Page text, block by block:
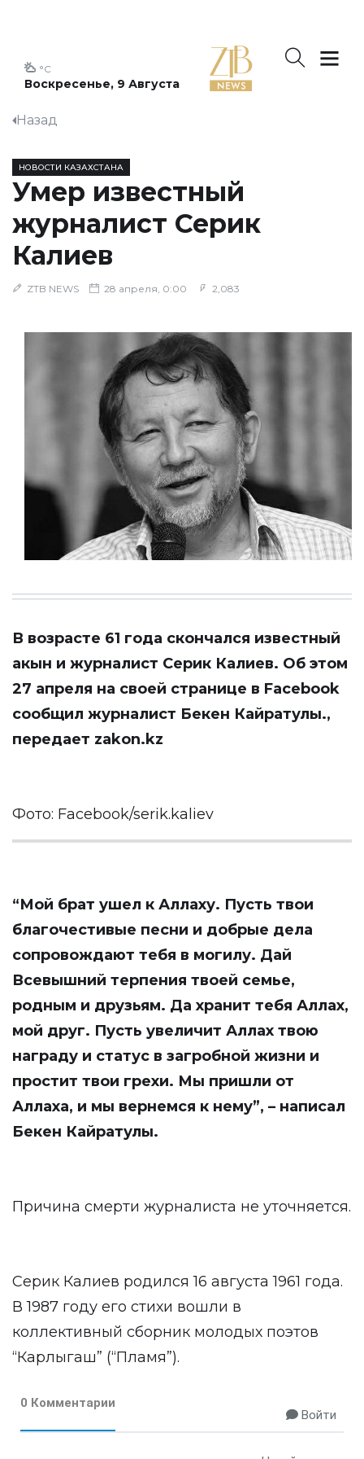
Воскресенье, 9 Августа
°C
Назад
НОВОСТИ КАЗАХСТАНА
Умер известный
журналист Серик
Калиев
ZTB NEWS 28 апреля, 0:00 2,083
В возрасте 61 года скончался известный
акын и журналист Серик Калиев. Об этом
27 апреля на своей странице в Facebook
сообщил журналист Бекен Кайратулы.,
передает zakon.kz
Фото: Facebook/serik.kaliev
“Мой брат ушел к Аллаху. Пусть твои
благочестивые песни и добрые дела
сопровождают тебя в могилу. Дай
Всевышний терпения твоей семье,
родным и друзьям. Да хранит тебя Аллах,
мой друг. Пусть увеличит Аллах твою
награду и статус в загробной жизни и
простит твои грехи. Мы пришли от
Аллаха, и мы вернемся к нему”, – написал
Бекен Кайратулы.
Причина смерти журналиста не уточняется.
Серик Калиев родился 16 августа 1961 года.
В 1987 году его стихи вошли в
коллективный сборник молодых поэтов
“Карлыгаш” (“Пламя”).
0 Комментарии
Войти